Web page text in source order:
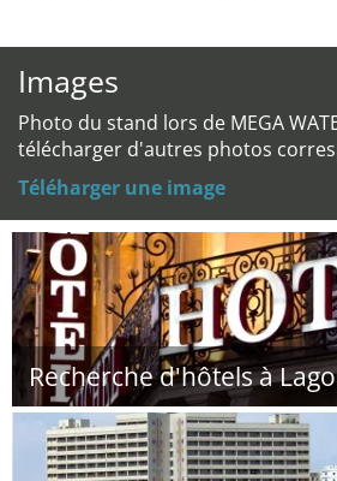
Images
Photo du stand lors de MEGA
télécharger d'autres photos
Téléharger une image
Recherche d'hôtels à